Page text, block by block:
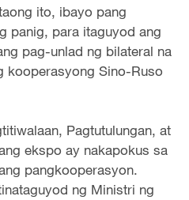
ito, ibayo pang
panig, para itaguyod ang
pag-unlad ng bilateral na
kooperasyong Sino-Ruso
Pagtutulungan, at
ekspo ay nakapokus sa
pangkooperasyon.
ng Ministri ng